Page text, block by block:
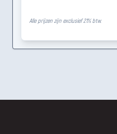
Alle prijzen zijn exclusief 21% btw.